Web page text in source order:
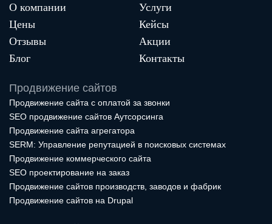
О компании
Услуги
Цены
Кейсы
Отзывы
Акции
Блог
Контакты
Продвижение сайтов
Продвижение сайта с оплатой за звонки
SEO продвижение сайтов Аутсорсинга
Продвижение сайта агрегатора
SERM: Управление репутацией в поисковых системах
Продвижение коммерческого сайта
SEO проектирование на заказ
Продвижение сайтов производств, заводов и фабрик
Продвижение сайтов на Drupal